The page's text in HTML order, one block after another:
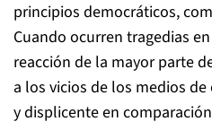
principios democráticos,
Cuando ocurren tragedias
reacción de la mayor parte
a los vicios de los medios
y displicente en